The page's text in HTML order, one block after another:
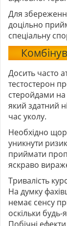
Для
доцільно
спеціальну
Досить часто
тестостерон
стеройдами на
який здатний
час уколу.
Необхідно
уникнути
приймати
яскраво
Тривалість
На думку
немає сенсу
оскільки будь-